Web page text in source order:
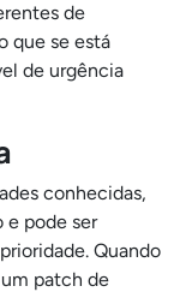
de
que se está
de urgência
conhecidas,
e pode ser
Quando
patch de